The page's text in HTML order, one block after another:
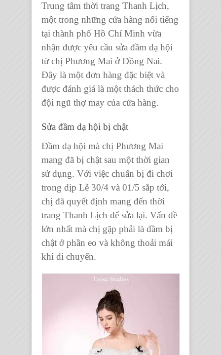
Trung tâm thời trang Thanh Lịch,
một trong những cửa hàng nổi tiếng
tại thành phố Hồ Chí Minh vừa
nhận được yêu cầu sửa đầm dạ hội
từ chị Phương Mai ở Đồng Nai.
Đây là một đơn hàng đặc biệt và
được đánh giá là một thách thức cho
đội ngũ thợ may của cửa hàng.
Sửa đầm dạ hội bị chật
Đầm dạ hội mà chị Phương Mai
mang đã bị chật sau một thời gian
sử dụng. Với việc chuẩn bị đi chơi
trong dịp Lễ 30/4 và 01/5 sắp tới,
chị đã quyết định mang đến thời
trang Thanh Lịch để sửa lại. Vấn đề
lớn nhất mà chị gặp phải là đầm bị
chật ở phần eo và không thoải mái
khi di chuyển.